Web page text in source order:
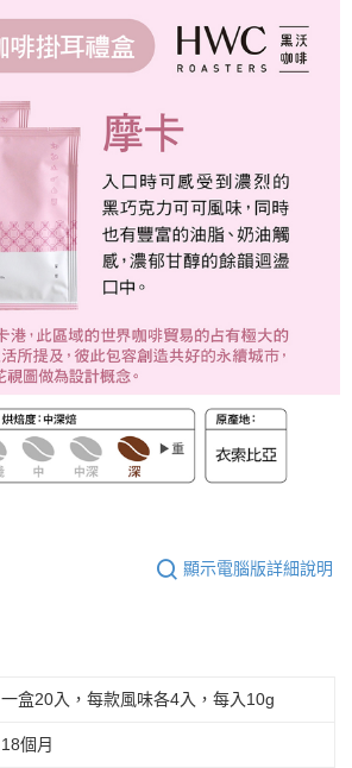
顯示電腦版詳細說明
一盒20入，每款風味各4入，每入10g
18個月